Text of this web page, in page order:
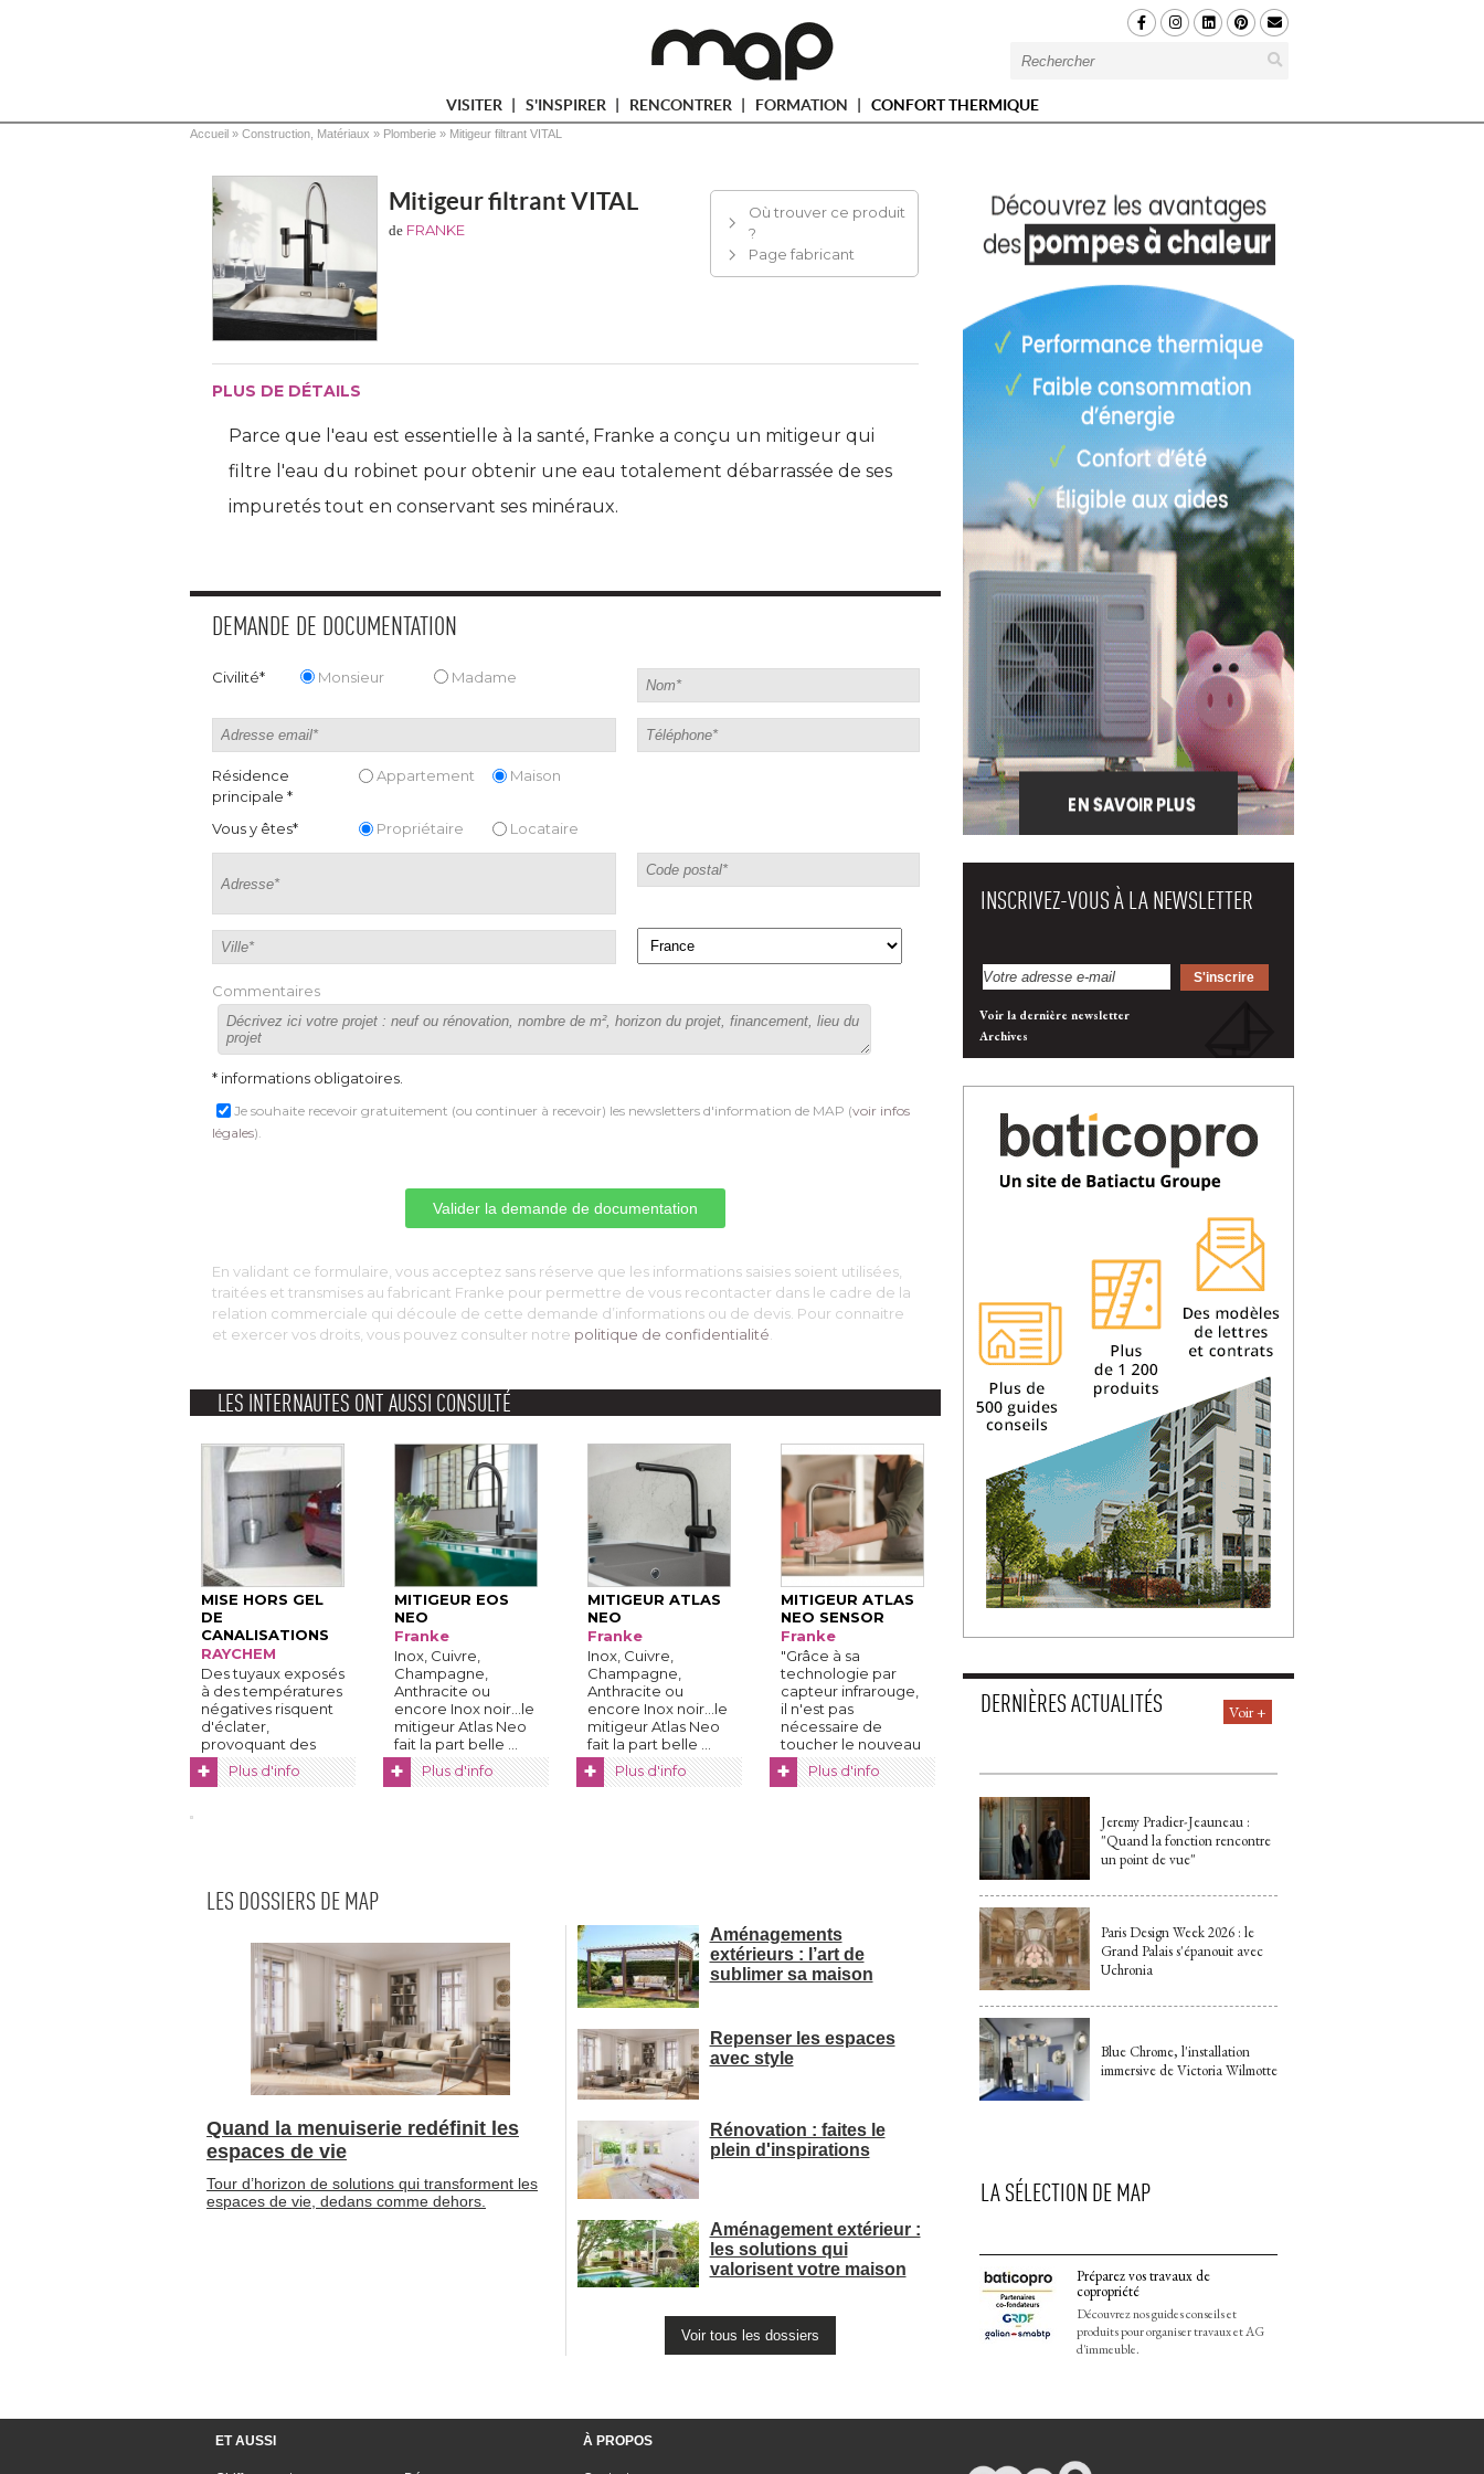
VISITER S'INSPIRER RENCONTRER FORMATION CONFORT THERMIQUE
Vous êtes ici
Accueil » Construction, Matériaux » Plomberie » Mitigeur filtrant VITAL
Mitigeur filtrant VITAL
de FRANKE
Où trouver ce produit
?
Page fabricant
PLUS DE DÉTAILS
Parce que l'eau est essentielle à la santé, Franke a conçu un mitigeur qui
filtre l'eau du robinet pour obtenir une eau totalement débarrassée de ses
impuretés tout en conservant ses minéraux.
DEMANDE DE DOCUMENTATION
Civilité* Monsieur Madame
Résidence
principale *
Appartement Maison
Vous y êtes* Propriétaire Locataire
Commentaires
* informations obligatoires.
Je souhaite recevoir gratuitement (ou continuer à recevoir) les newsletters d'information de MAP (voir infos
légales).
En validant ce formulaire, vous acceptez sans réserve que les informations saisies soient utilisées,
traitées et transmises au fabricant Franke pour permettre de vous recontacter dans le cadre de la
relation commerciale qui découle de cette demande d’informations ou de devis. Pour connaitre
et exercer vos droits, vous pouvez consulter notre politique de confidentialité
LES INTERNAUTES ONT AUSSI CONSULTÉ
MISE HORS GEL
DE
CANALISATIONS
RAYCHEM
Des tuyaux exposés
à des températures
négatives risquent
d'éclater,
provoquant des
dégâts et ...
+ Plus d'info
MITIGEUR EOS
NEO
Franke
Inox, Cuivre,
Champagne,
Anthracite ou
encore Inox noir...le
mitigeur Atlas Neo
fait la part belle ...
+ Plus d'info
MITIGEUR ATLAS
NEO
Franke
Inox, Cuivre,
Champagne,
Anthracite ou
encore Inox noir...le
mitigeur Atlas Neo
fait la part belle ...
+ Plus d'info
MITIGEUR ATLAS
NEO SENSOR
Franke
"Grâce à sa
technologie par
capteur infrarouge,
il n'est pas
nécessaire de
toucher le nouveau
...
+ Plus d'info
LES DOSSIERS DE MAP
Quand la menuiserie redéfinit les
espaces de vie
Tour d’horizon de solutions qui transforment les
espaces de vie, dedans comme dehors.
Aménagements
extérieurs : l’art de
sublimer sa maison
Repenser les espaces
avec style
Rénovation : faites le
plein d'inspirations
Aménagement extérieur :
les solutions qui
valorisent votre maison
Voir tous les dossiers
INSCRIVEZ-VOUS À LA NEWSLETTER
Voir la dernière newsletter
Archives
DERNIÈRES ACTUALITÉS Voir +
Jeremy Pradier-Jeauneau :
"Quand la fonction rencontre
un point de vue"
Paris Design Week 2026 : le
Grand Palais s'épanouit avec
Uchronia
Blue Chrome, l'installation
immersive de Victoria Wilmotte
LA SÉLECTION DE MAP
Préparez vos travaux de
copropriété
Découvrez nos guides conseils et
produits pour organiser travaux et AG
d'immeuble.
ET AUSSI À PROPOS